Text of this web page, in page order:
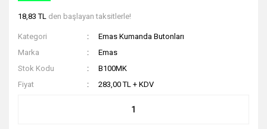
18,83 TL den başlayan taksitlerle!
Kategori
Emas Kumanda Butonları
Marka
Emas
Stok Kodu
B100MK
Fiyat
283,00 TL + KDV